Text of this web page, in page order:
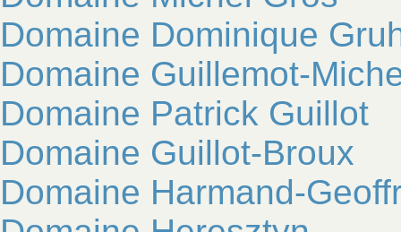
Domaine Dominique
Domaine Guillemot-
Domaine Patrick Guillot
Domaine Guillot-Broux
Domaine Harmand-